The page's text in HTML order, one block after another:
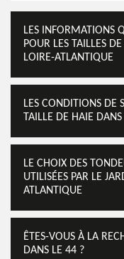
LES INFORMATIONS
POUR LES TAILLES
LOIRE-ATLANTIQUE
LES CONDITIONS DE
TAILLE DE HAIE
LE CHOIX DES
UTILISÉES PAR LE
ATLANTIQUE
ÊTES-VOUS À LA
DANS LE 44 ?